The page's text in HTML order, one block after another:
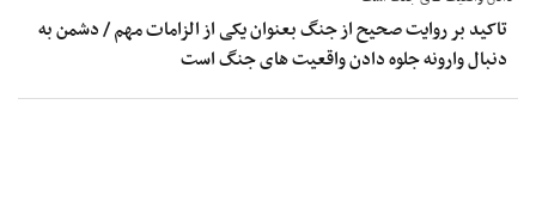
تاکید بر روایت صحیح از جنگ بعنوان یکی از الزامات مهم / دشمن به
دنبال وارونه جلوه دادن واقعیت های جنگ است